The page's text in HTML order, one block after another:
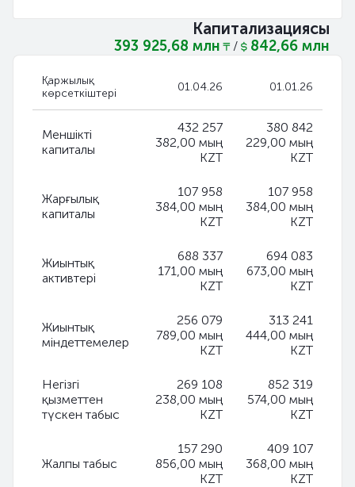
Капитализациясы
393 925,68 млн / 842,66 млн
Қаржылық
көрсеткіштері
01.04.26 01.01.26
Меншікті
капиталы
432 257
382,00 мың
KZT
380 842
229,00 мың
KZT
Жарғылық
капиталы
107 958
384,00 мың
KZT
107 958
384,00 мың
KZT
Жиынтық
активтері
688 337
171,00 мың
KZT
694 083
673,00 мың
KZT
Жиынтық
міндеттемелер
256 079
789,00 мың
KZT
313 241
444,00 мың
KZT
Негізгі
қызметтен
түскен табыс
269 108
238,00 мың
KZT
852 319
574,00 мың
KZT
Жалпы табыс
157 290
856,00 мың
KZT
409 107
368,00 мың
KZT